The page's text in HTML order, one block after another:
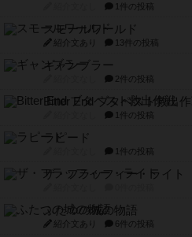
1件の投稿
スモールワールド
紹介文あり 13件の投稿
ギャンブラー
2件の投稿
Bitter End ブタペスト救出
1件の投稿
ラピード
1件の投稿
ザ・フラッフィー・ライト
ふたつの城の物語
紹介文あり 6件の投稿